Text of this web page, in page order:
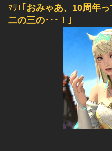
ﾏﾘｴ｢ おみゃあ、10周年
二の三の･･･！ ｣